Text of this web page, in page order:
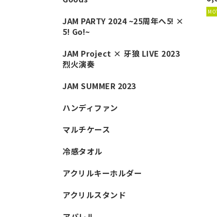
JAM PARTY 2024 ~25周年へ5! ×
5! Go!~
JAM Project × 牙狼 LIVE 2023
烈火演奏
JAM SUMMER 2023
ハンディファン
マルチケース
冷感タオル
アクリルキーホルダー
アクリルスタンド